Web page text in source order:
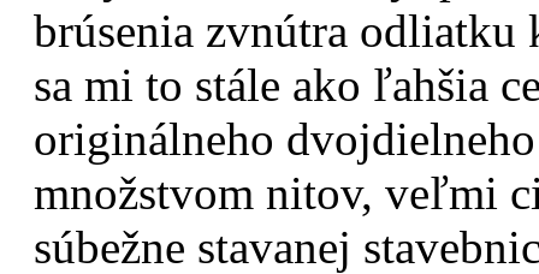
brúsenia zvnútra
sa mi to stále ako ľahšia
originálneho
množstvom nitov, veľmi
súbežne stavanej